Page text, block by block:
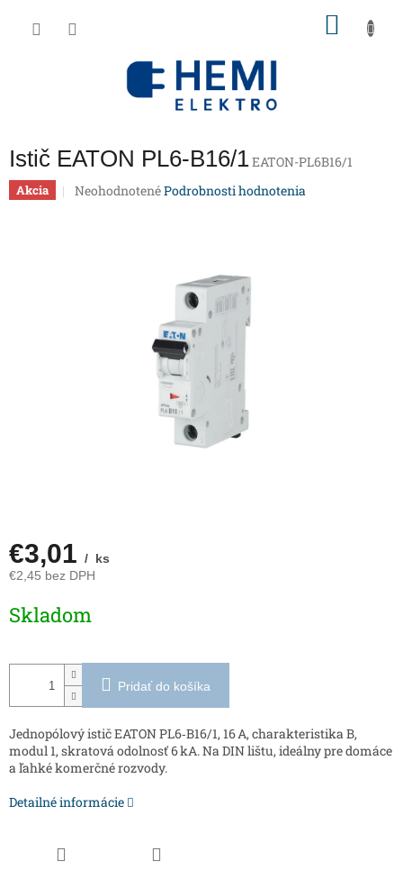
Istič EATON PL6-B16/1EATON-PL6B16/1
Akcia
Priemerné
NeohodnotenéPodrobnosti hodnotenia
€3,01 / ks
€2,45 bez DPH
cena:
Skladom
Pridať do košíka
Jednopólový istič EATON PL6‑B16/1, 16 A, charakteristika B,
modul 1, skratová odolnosť 6 kA. Na DIN lištu, ideálny pre domáce
a ľahké komerčné rozvody.
Detailné informácie